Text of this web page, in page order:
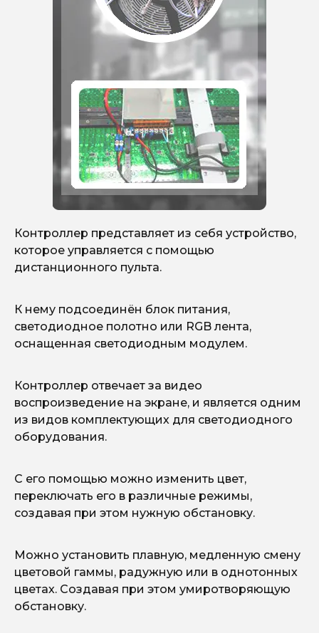
Контроллер представляет из себя устройство,
которое управляется с помощью
дистанционного пульта.
К нему подсоединён блок питания,
светодиодное полотно или RGB лента,
оснащенная светодиодным модулем.
Контроллер отвечает за видео
воспроизведение на экране, и является одним
из видов комплектующих для светодиодного
оборудования.
С его помощью можно изменить цвет,
переключать его в различные режимы,
создавая при этом нужную обстановку.
Можно установить плавную, медленную смену
цветовой гаммы, радужную или в однотонных
цветах. Создавая при этом умиротворяющую
обстановку.